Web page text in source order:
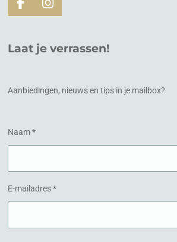
F
a
e
b
k
I
n
t
a
a
Laat je verrassen!
Aanbiedingen, nieuws en tips in je mailbox?
Naam *
E-mailadres *